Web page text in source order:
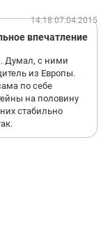
14:18 07.04.2015
впечатление
Думал, с ними
из Европы.
по себе
на половину
стабильно